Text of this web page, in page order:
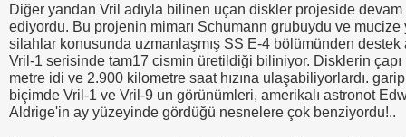
Diğer yandan Vril adıyla bilinen uçan diskler projeside devam
ediyordu. Bu projenin mimarı Schumann grubuydu ve mucize
silahlar konusunda uzmanlaşmış SS E-4 bölümünden destek
Vril-1 serisinde tam17 cismin üretildiği biliniyor. Disklerin çapı
metre idi ve 2.900 kilometre saat hızına ulaşabiliyorlardı.
biçimde Vril-1 ve Vril-9 un görünümleri, amerikalı astronot
Aldrige'in ay yüzeyinde gördüğü nesnelere çok benziyordu!..